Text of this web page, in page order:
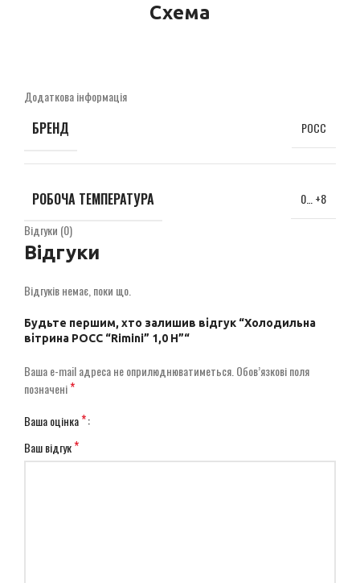
Схема
Додаткова інформація
БРЕНД РОСС
РОБОЧА ТЕМПЕРАТУРА
0… +8
Відгуки (0)
Відгуки
Відгуків немає, поки що.
Будьте першим, хто залишив відгук “Холодильна
вітрина РОСС “Rimini” 1,0 Н”“
Ваша e-mail адреса не оприлюднюватиметься. Обов’язкові поля
позначені*
Ваша оцінка*
Ваш відгук*